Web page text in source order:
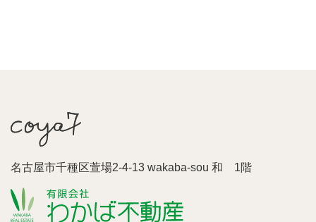
名古屋市千種区萱場2-4-13 wakaba-sou 和 1階